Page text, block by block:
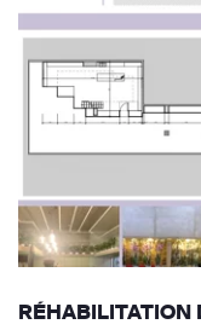
RÉHABILITATION